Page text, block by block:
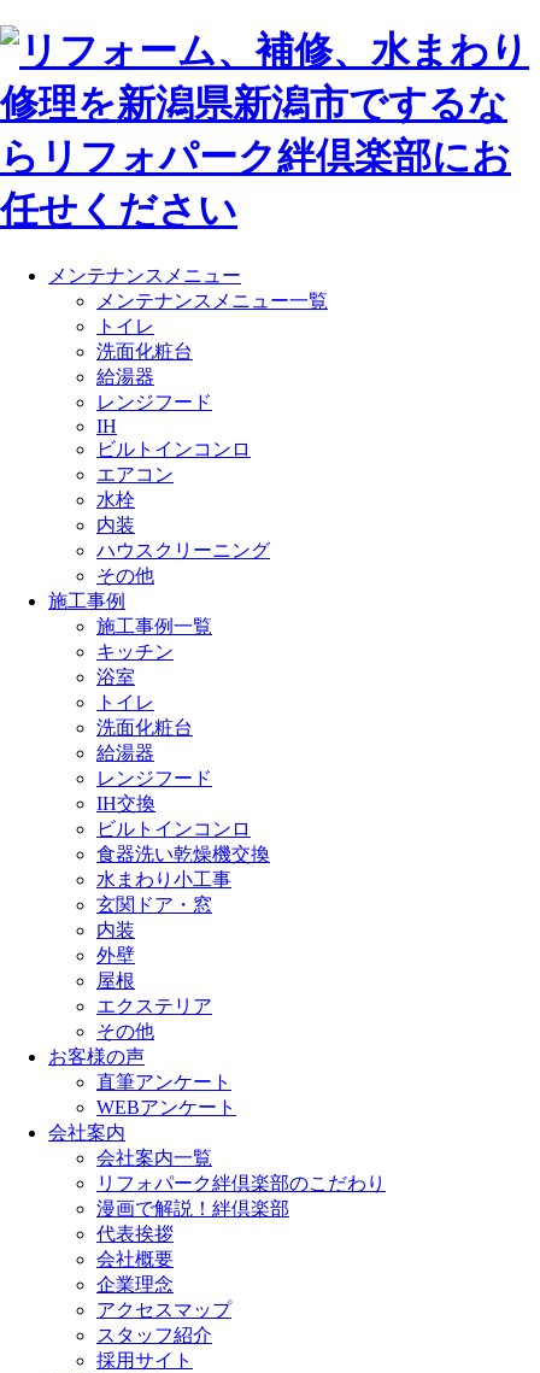
メンテナンスメニュー
メンテナンスメニュー一覧
トイレ
洗面化粧台
給湯器
レンジフード
IH
ビルトインコンロ
エアコン
水栓
内装
ハウスクリーニング
その他
施工事例
施工事例一覧
キッチン
浴室
トイレ
洗面化粧台
給湯器
レンジフード
IH交換
ビルトインコンロ
食器洗い乾燥機交換
水まわり小工事
玄関ドア・窓
内装
外壁
屋根
エクステリア
その他
お客様の声
直筆アンケート
WEBアンケート
会社案内
会社案内一覧
リフォパーク絆倶楽部のこだわり
漫画で解説！絆倶楽部
代表挨拶
会社概要
企業理念
アクセスマップ
スタッフ紹介
採用サイト